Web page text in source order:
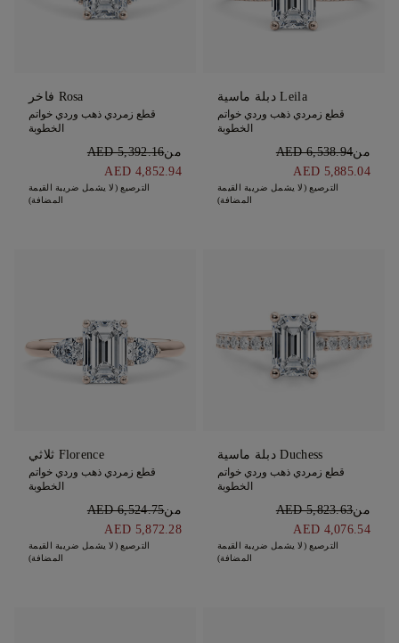
Leila دبلة ماسية
قطع زمردي ذهب وردي خواتم
الخطوبة
منAED 6,538.94
AED 5,885.04
الترصيع (لا يشمل ضريبة القيمة
المضافة)
Rosa فاخر
قطع زمردي ذهب وردي خواتم
الخطوبة
منAED 5,392.16
AED 4,852.94
الترصيع (لا يشمل ضريبة القيمة
المضافة)
Duchess دبلة ماسية
قطع زمردي ذهب وردي خواتم
الخطوبة
منAED 5,823.63
AED 4,076.54
الترصيع (لا يشمل ضريبة القيمة
المضافة)
Florence ثلاثي
قطع زمردي ذهب وردي خواتم
الخطوبة
منAED 6,524.75
AED 5,872.28
الترصيع (لا يشمل ضريبة القيمة
المضافة)